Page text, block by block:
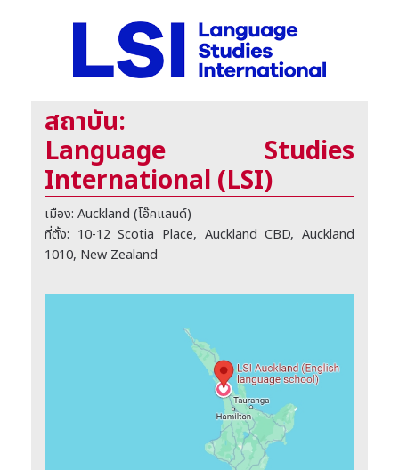
สถาบัน:
Language Studies
International (LSI)
เมือง: Auckland (โอ๊คแลนด์)
ที่ตั้ง: 10-12 Scotia Place, Auckland CBD, Auckland
1010, New Zealand